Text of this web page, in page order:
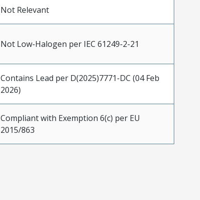
Not Relevant
Not Low-Halogen per IEC 61249-2-21
Contains Lead per D(2025)7771-DC (04 Feb
2026)
Compliant with Exemption 6(c) per EU
2015/863